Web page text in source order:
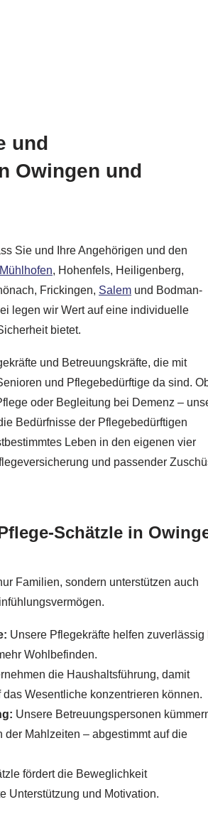
und
Owingen und
Sie und Ihre Angehörigen und den
, Hohenfels, Heiligenberg,
Frickingen, Salem und Bodman-
legen wir Wert auf eine individuelle
bietet.
und Betreuungskräfte, die mit
und Pflegebedürftige da sind.
oder Begleitung bei Demenz –
Bedürfnisse der Pflegebedürftigen
Leben in den eigenen vier
und passender
Schätzle in
Familien, sondern unterstützen auch
Unsere Pflegekräfte helfen zuverlässig
Wohlbefinden.
die Haushaltsführung, damit
Wesentliche konzentrieren können.
Unsere Betreuungspersonen
Mahlzeiten – abgestimmt auf die
fördert die Beweglichkeit
Unterstützung und Motivation.